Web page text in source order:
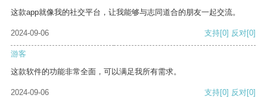
这款app就像我的社交平台，让我能够与志同道合的朋友一起交流。
2024-09-06 支持[0] 反对[0]
游客
这款软件的功能非常全面，可以满足我所有需求。
2024-09-06 支持[0] 反对[0]